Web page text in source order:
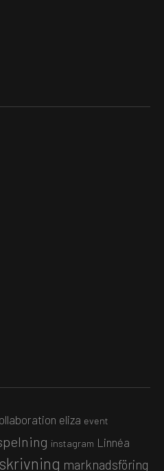
eliza event
instagram Linnéa
marknadsföring